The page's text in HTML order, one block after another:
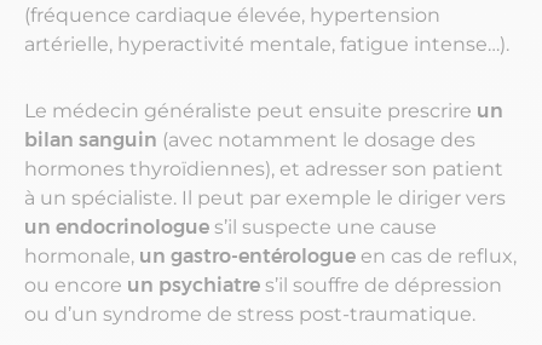
(fréquence cardiaque élevée, hypertension
artérielle, hyperactivité mentale, fatigue intense…).
Le médecin généraliste peut ensuite prescrire un
bilan sanguin (avec notamment le dosage des
hormones thyroïdiennes), et adresser son patient
à un spécialiste. Il peut par exemple le diriger vers
un endocrinologue s’il suspecte une cause
hormonale, un gastro-entérologue en cas de reflux,
ou encore un psychiatre s’il souffre de dépression
ou d’un syndrome de stress post-traumatique.